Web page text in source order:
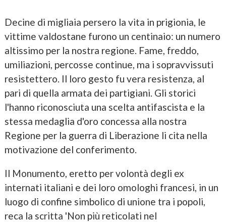
Decine di migliaia persero la vita in prigionia, le
vittime valdostane furono un centinaio: un numero
altissimo per la nostra regione. Fame, freddo,
umiliazioni, percosse continue, ma i sopravvissuti
resistettero. Il loro gesto fu vera resistenza, al
pari di quella armata dei partigiani. Gli storici
l'hanno riconosciuta una scelta antifascista e la
stessa medaglia d'oro concessa alla nostra
Regione per la guerra di Liberazione li cita nella
motivazione del conferimento.
Il Monumento, eretto per volontà degli ex
internati italiani e dei loro omologhi francesi, in un
luogo di confine simbolico di unione tra i popoli,
reca la scritta 'Non più reticolati nel